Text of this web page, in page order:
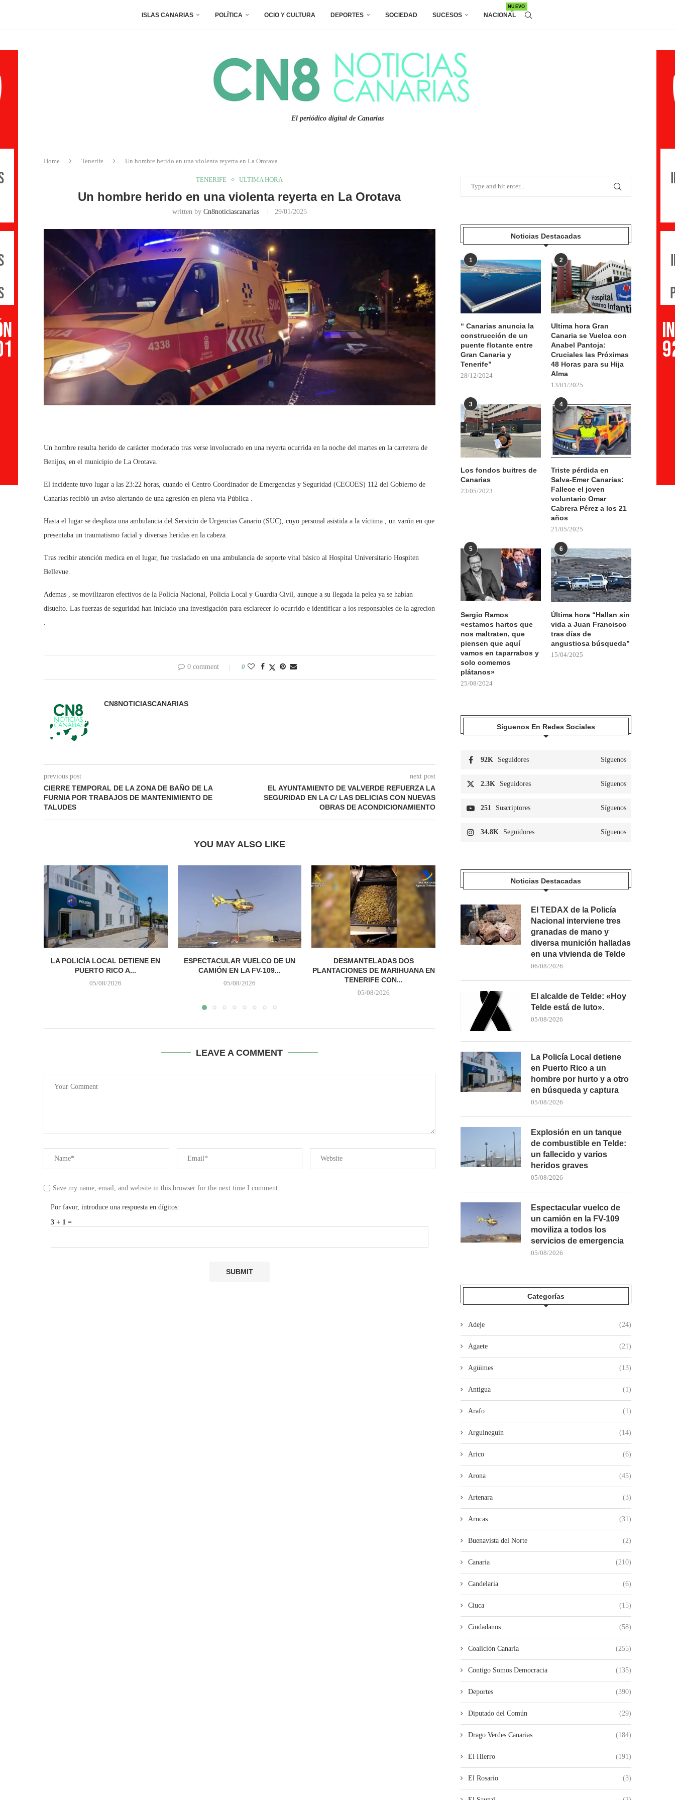
ISLAS CANARIAS POLÍTICA OCIO Y CULTURA DEPORTES SOCIEDAD SUCESOS NACIONAL
NUEVO
El periódico digital de Canarias
Home Tenerife Un hombre herido en una violenta reyerta en La Orotava
TENERIFE ULTIMA HORA
Un hombre herido en una violenta reyerta en La Orotava
written by Cn8noticiascanarias 29/01/2025
Un hombre resulta herido de carácter moderado tras verse involucrado en una reyerta ocurrida en la noche del martes en la carretera de
Benijos, en el municipio de La Orotava.
El incidente tuvo lugar a las 23:22 horas, cuando el Centro Coordinador de Emergencias y Seguridad (CECOES) 112 del Gobierno de
Canarias recibió un aviso alertando de una agresión en plena vía Pública .
Hasta el lugar se desplaza una ambulancia del Servicio de Urgencias Canario (SUC), cuyo personal asistida a la víctima , un varón en que
presentaba un traumatismo facial y diversas heridas en la cabeza.
Tras recibir atención medica en el lugar, fue trasladado en una ambulancia de soporte vital básico al Hospital Universitario Hospiten
Bellevue.
Ademas , se movilizaron efectivos de la Policía Nacional, Policí­a Local y Guardia Civil, aunque a su llegada la pelea ya se habían
disuelto. Las fuerzas de seguridad han iniciado una investigación para esclarecer lo ocurrido e identificar a los responsables de la agrecion
.
0 comment 0
CN8NOTICIASCANARIAS
previous post
CIERRE TEMPORAL DE LA ZONA DE BAÑO DE LA
FURNIA POR TRABAJOS DE MANTENIMIENTO DE
TALUDES
next post
EL AYUNTAMIENTO DE VALVERDE REFUERZA LA
SEGURIDAD EN LA C/ LAS DELICIAS CON NUEVAS
OBRAS DE ACONDICIONAMIENTO
YOU MAY ALSO LIKE
LA POLICÍA LOCAL DETIENE EN
PUERTO RICO A...
05/08/2026
ESPECTACULAR VUELCO DE UN
CAMIÓN EN LA FV-109...
05/08/2026
DESMANTELADAS DOS
PLANTACIONES DE MARIHUANA EN
TENERIFE CON...
05/08/2026
TRAS CAER POR UN...
05/08/2026
PRESIÓN...
03/08/2026
LEAVE A COMMENT
Save my name, email, and website in this browser for the next time I comment.
Por favor, introduce una respuesta en dígitos:
3 + 1 =
Noticias Destacadas
1
“ Canarias anuncia la
construcción de un
puente flotante entre
Gran Canaria y
Tenerife”
28/12/2024
2
Ultima hora Gran
Canaria se Vuelca con
Anabel Pantoja:
Cruciales las Próximas
48 Horas para su Hija
Alma
13/01/2025
3
Los fondos buitres de
Canarias
23/05/2023
4
Triste pérdida en
Salva-Emer Canarias:
Fallece el joven
voluntario Omar
Cabrera Pérez a los 21
años
21/05/2025
5
Sergio Ramos
«estamos hartos que
nos maltraten, que
piensen que aquí
vamos en taparrabos y
solo comemos
plátanos»
25/08/2024
6
Última hora “Hallan sin
vida a Juan Francisco
tras días de
angustiosa búsqueda”
15/04/2025
Síguenos En Redes Sociales
92K Seguidores Síguenos
2.3K Seguidores Síguenos
251 Suscriptores Síguenos
34.8K Seguidores Síguenos
Noticias Destacadas
El TEDAX de la Policía
Nacional interviene tres
granadas de mano y
diversa munición halladas
en una vivienda de Telde
06/08/2026
El alcalde de Telde: «Hoy
Telde está de luto».
05/08/2026
La Policía Local detiene
en Puerto Rico a un
hombre por hurto y a otro
en búsqueda y captura
05/08/2026
Explosión en un tanque
de combustible en Telde:
un fallecido y varios
heridos graves
05/08/2026
Espectacular vuelco de
un camión en la FV-109
moviliza a todos los
servicios de emergencia
05/08/2026
Categorías
Adeje (24)
Agaete (21)
Agüimes (13)
Antigua (1)
Arafo (1)
Arguineguín (14)
Arico (6)
Arona (45)
Artenara (3)
Arucas (31)
Buenavista del Norte (2)
Canaria (210)
Candelaria (6)
Ciuca (15)
Ciudadanos (58)
Coalición Canaria (255)
Contigo Somos Democracia (135)
Deportes (390)
Diputado del Común (29)
Drago Verdes Canarias (184)
El Hierro (191)
El Rosario (3)